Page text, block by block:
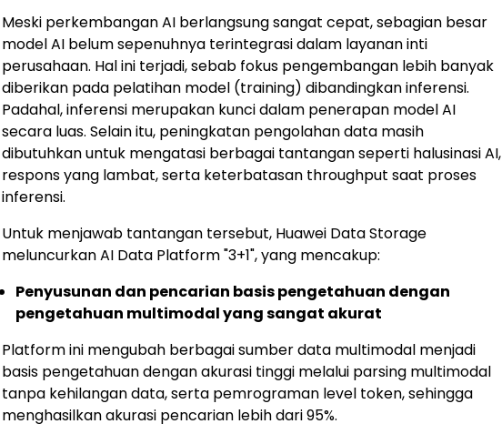
Meski perkembangan AI berlangsung sangat cepat, sebagian besar
model AI belum sepenuhnya terintegrasi dalam layanan inti
perusahaan. Hal ini terjadi, sebab fokus pengembangan lebih banyak
diberikan pada pelatihan model (training) dibandingkan inferensi.
Padahal, inferensi merupakan kunci dalam penerapan model AI
secara luas. Selain itu, peningkatan pengolahan data masih
dibutuhkan untuk mengatasi berbagai tantangan seperti halusinasi AI,
respons yang lambat, serta keterbatasan throughput saat proses
inferensi.
Untuk menjawab tantangan tersebut, Huawei Data Storage
meluncurkan AI Data Platform "3+1", yang mencakup:
Penyusunan dan pencarian basis pengetahuan dengan
pengetahuan multimodal yang sangat akurat
Platform ini mengubah berbagai sumber data multimodal menjadi
basis pengetahuan dengan akurasi tinggi melalui parsing multimodal
tanpa kehilangan data, serta pemrograman level token, sehingga
menghasilkan akurasi pencarian lebih dari 95%.